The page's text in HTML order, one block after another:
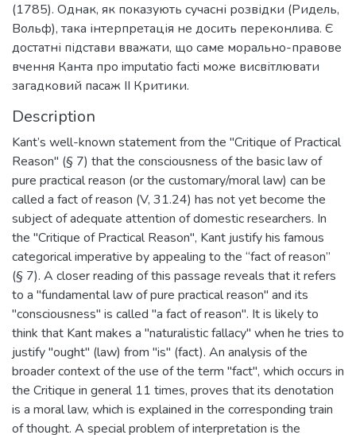
(1785). Однак, як показують сучасні розвідки (Ридель,
Вольф), така інтерпретація не досить переконлива. Є
достатні підстави вважати, що саме морально-правове
вчення Канта про imputatio facti може висвітлювати
загадковий пасаж II Критики.
Description
Kant’s well-known statement from the "Critique of Practical
Reason" (§ 7) that the consciousness of the basic law of
pure practical reason (or the customary/moral law) can be
called a fact of reason (V, 31.24) has not yet become the
subject of adequate attention of domestic researchers. In
the "Critique of Practical Reason", Kant justify his famous
categorical imperative by appealing to the “fact of reason”
(§ 7). A closer reading of this passage reveals that it refers
to a "fundamental law of pure practical reason" and its
"consciousness" is called "a fact of reason". It is likely to
think that Kant makes a "naturalistic fallacy" when he tries to
justify "ought" (law) from "is" (fact). An analysis of the
broader context of the use of the term "fact", which occurs in
the Critique in general 11 times, proves that its denotation
is a moral law, which is explained in the corresponding train
of thought. A special problem of interpretation is the